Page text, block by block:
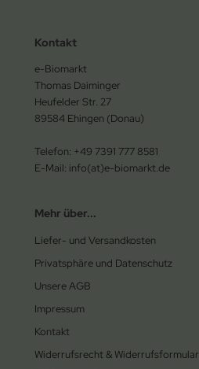
Kontakt
e-Biomarkt
Thomas Daiminger
Heufelder Str. 27
89584 Ehingen (Donau)
Telefon: +49 7391 777 8581
E-Mail: info(at)e-biomarkt.de
Mehr über...
Liefer- und Versandkosten
Privatsphäre und Datenschutz
Unsere AGB
Impressum
Kontakt
Widerrufsrecht & Widerrufsformular